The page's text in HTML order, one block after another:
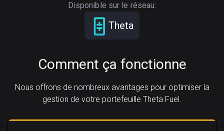
Disponible sur le réseau:
Theta
Comment ça fonctionne
Nous offrons de nombreux avantages pour optimiser la
gestion de votre portefeuille Theta Fuel.